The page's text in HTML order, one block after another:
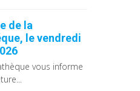
de la
le vendredi
vous informe